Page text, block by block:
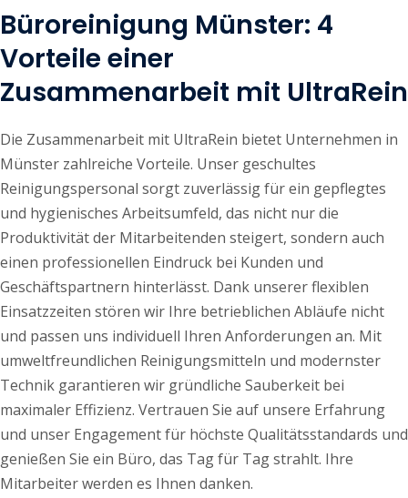
Büroreinigung Münster: 4
Vorteile einer
Zusammenarbeit mit UltraRein
Die Zusammenarbeit mit UltraRein bietet Unternehmen in
Münster zahlreiche Vorteile. Unser geschultes
Reinigungspersonal sorgt zuverlässig für ein gepflegtes
und hygienisches Arbeitsumfeld, das nicht nur die
Produktivität der Mitarbeitenden steigert, sondern auch
einen professionellen Eindruck bei Kunden und
Geschäftspartnern hinterlässt. Dank unserer flexiblen
Einsatzzeiten stören wir Ihre betrieblichen Abläufe nicht
und passen uns individuell Ihren Anforderungen an. Mit
umweltfreundlichen Reinigungsmitteln und modernster
Technik garantieren wir gründliche Sauberkeit bei
maximaler Effizienz. Vertrauen Sie auf unsere Erfahrung
und unser Engagement für höchste Qualitätsstandards und
genießen Sie ein Büro, das Tag für Tag strahlt. Ihre
Mitarbeiter werden es Ihnen danken.